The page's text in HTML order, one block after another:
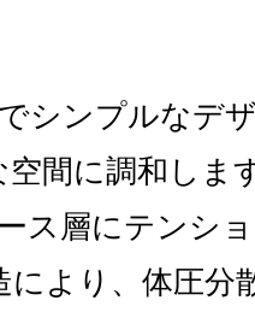
シンプルなデ
空間に調和しま
ス層にテンシ
により、体圧分